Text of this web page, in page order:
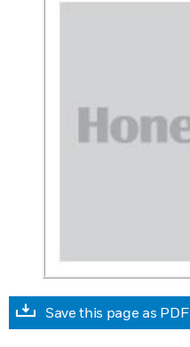
Save this page as PDF